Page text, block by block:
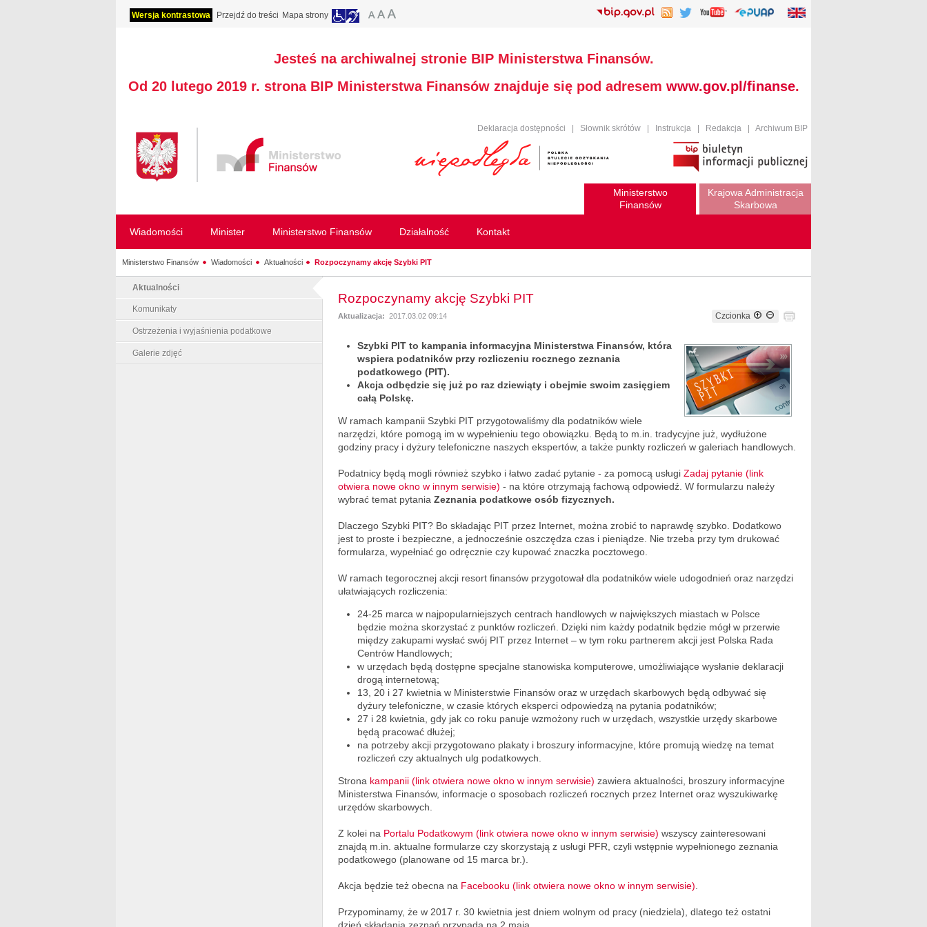
Wersja kontrastowa Przejdź do treści Mapa strony
Jesteś na archiwalnej stronie BIP Ministerstwa Finansów.
Od 20 lutego 2019 r. strona BIP Ministerstwa Finansów znajduje się pod adresem www.gov.pl/finanse.
Deklaracja dostępności Słownik skrótów Instrukcja Redakcja Archiwum BIP
Ministerstwo
Finansów
Krajowa Administracja
Skarbowa
Wiadomości Minister Ministerstwo Finansów Działalność Kontakt
Ministerstwo Finansów Wiadomości Aktualności Rozpoczynamy akcję Szybki PIT
Aktualności
Komunikaty
Ostrzeżenia i wyjaśnienia podatkowe
Galerie zdjęć
Rozpoczynamy akcję Szybki PIT
Aktualizacja: 2017.03.02 09:14 Czcionka
Szybki PIT to kampania informacyjna Ministerstwa Finansów, która
wspiera podatników przy rozliczeniu rocznego zeznania
podatkowego (PIT).
Akcja odbędzie się już po raz dziewiąty i obejmie swoim zasięgiem
całą Polskę.
W ramach kampanii Szybki PIT przygotowaliśmy dla podatników wiele
narzędzi, które pomogą im w wypełnieniu tego obowiązku. Będą to m.in. tradycyjne już, wydłużone
godziny pracy i dyżury telefoniczne naszych ekspertów, a także punkty rozliczeń w galeriach handlowych.
Podatnicy będą mogli również szybko i łatwo zadać pytanie - za pomocą usługi Zadaj pytanie (link
otwiera nowe okno w innym serwisie) - na które otrzymają fachową odpowiedź. W formularzu należy
wybrać temat pytania Zeznania podatkowe osób fizycznych.
Dlaczego Szybki PIT? Bo składając PIT przez Internet, można zrobić to naprawdę szybko. Dodatkowo
jest to proste i bezpieczne, a jednocześnie oszczędza czas i pieniądze. Nie trzeba przy tym drukować
formularza, wypełniać go odręcznie czy kupować znaczka pocztowego.
W ramach tegorocznej akcji resort finansów przygotował dla podatników wiele udogodnień oraz narzędzi
ułatwiających rozliczenia:
24-25 marca w najpopularniejszych centrach handlowych w największych miastach w Polsce
będzie można skorzystać z punktów rozliczeń. Dzięki nim każdy podatnik będzie mógł w przerwie
między zakupami wysłać swój PIT przez Internet – w tym roku partnerem akcji jest Polska Rada
Centrów Handlowych;
w urzędach będą dostępne specjalne stanowiska komputerowe, umożliwiające wysłanie deklaracji
drogą internetową;
13, 20 i 27 kwietnia w Ministerstwie Finansów oraz w urzędach skarbowych będą odbywać się
dyżury telefoniczne, w czasie których eksperci odpowiedzą na pytania podatników;
27 i 28 kwietnia, gdy jak co roku panuje wzmożony ruch w urzędach, wszystkie urzędy skarbowe
będą pracować dłużej;
na potrzeby akcji przygotowano plakaty i broszury informacyjne, które promują wiedzę na temat
rozliczeń czy aktualnych ulg podatkowych.
Strona kampanii (link otwiera nowe okno w innym serwisie) zawiera aktualności, broszury informacyjne
Ministerstwa Finansów, informacje o sposobach rozliczeń rocznych przez Internet oraz wyszukiwarkę
urzędów skarbowych.
Z kolei na Portalu Podatkowym (link otwiera nowe okno w innym serwisie) wszyscy zainteresowani
znajdą m.in. aktualne formularze czy skorzystają z usługi PFR, czyli wstępnie wypełnionego zeznania
podatkowego (planowane od 15 marca br.).
Akcja będzie też obecna na Facebooku (link otwiera nowe okno w innym serwisie)
Przypominamy, że w 2017 r. 30 kwietnia jest dniem wolnym od pracy (niedziela), dlatego też ostatni
dzień składania zeznań przypada na 2 maja.